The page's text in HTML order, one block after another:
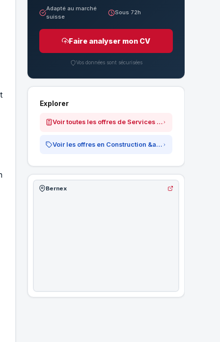
Adapté au marché
suisse
Sous 72h
Faire analyser mon CV
Vos données sont sécurisées
Explorer
Voir toutes les offres de Services Plus Energies SA
Voir les offres en Construction &amp; Immobilier
Bernex